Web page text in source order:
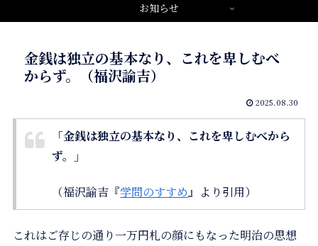
お知らせ
金銭は独立の基本なり、これを卑しむべ
からず。（福沢諭吉）
2025.08.30
「金銭は独立の基本なり、これを卑しむべから
ず。」
（福沢諭吉『学問のすすめ』より引用）
これはご存じの通り一万円札の顔にもなった明治の思想